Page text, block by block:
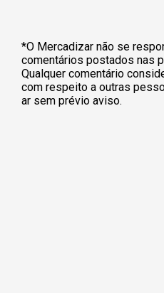
*O Mercadizar não se
comentários postados nas
Qualquer comentário
com respeito a outras
ar sem prévio aviso.